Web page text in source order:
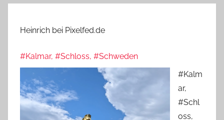
Heinrich bei Pixelfed.de
#Kalmar, #Schloss, #Schweden
#Kalm
ar,
#Schl
oss,